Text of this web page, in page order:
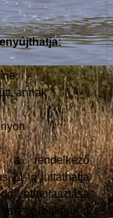
annak
a rendelkező
21-ig juttathatja
elmulasztása
bekerül a